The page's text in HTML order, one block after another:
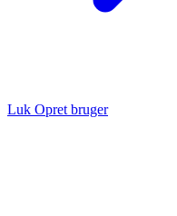
Luk Opret bruger